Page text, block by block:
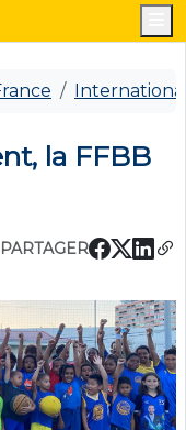
la FFBB
PARTAGER